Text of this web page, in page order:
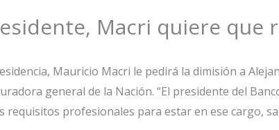
Macri quiere que
Mauricio Macri le pedirá la dimisión a
general de la Nación. “El presidente del
requisitos profesionales para estar en ese cargo,